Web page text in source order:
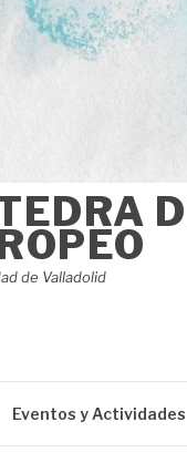
de Valladolid
Eventos y Actividades